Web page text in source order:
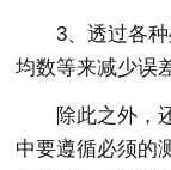
3、透过各
均数等来减少误
除此之外，
中要遵循必须的